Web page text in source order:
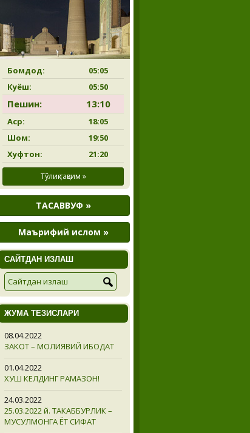
Бомдод:
05:05
Куёш:
05:50
Пешин: 13:10
Аср:
18:05
Шом:
19:50
Хуфтон:
21:20
Тўлиқ тақвим »
ТАСАВВУФ »
Маърифий ислом »
САЙТДАН ИЗЛАШ
ЖУМА ТЕЗИСЛАРИ
08.04.2022
ЗАКОТ – МОЛИЯВИЙ ИБОДАТ
01.04.2022
ХУШ КЕЛДИНГ РАМАЗОН!
24.03.2022
25.03.2022 й. ТАКАББУРЛИК –
МУСУЛМОНГА ЁТ СИФАТ